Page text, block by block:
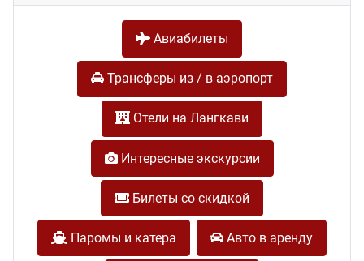
Авиабилеты
Трансферы из / в аэропорт
Отели на Лангкави
Интересные экскурсии
Билеты со скидкой
Паромы и катера Авто в аренду